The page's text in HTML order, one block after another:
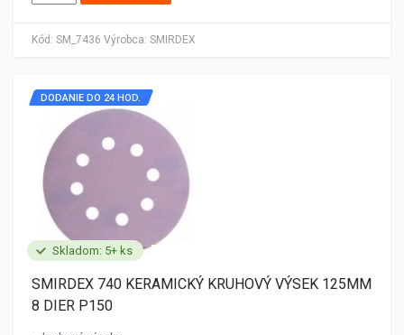
Kód: SM_7436 Výrobca: SMIRDEX
Skladom: 5+ ks
DODANIE DO 24 HOD.
SMIRDEX 740 KERAMICKÝ KRUHOVÝ VÝSEK 125MM
8 DIER P150